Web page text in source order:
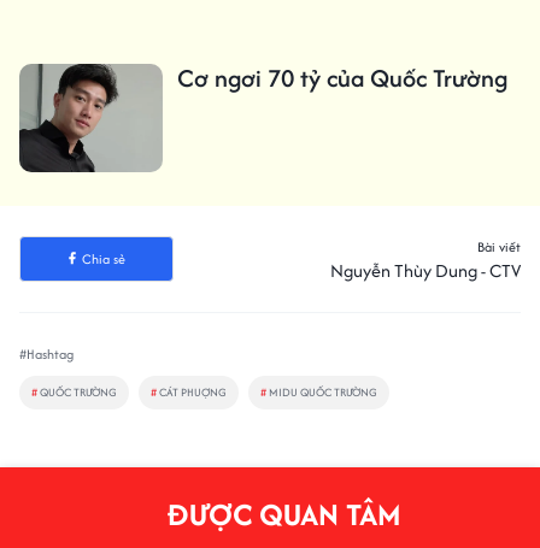
Cơ ngơi 70 tỷ của Quốc Trường
Chia sẻ
Bài viết
Nguyễn Thùy Dung - CTV
#Hashtag
#QUỐC TRƯỜNG #CÁT PHUỢNG # MIDU QUỐC TRƯỜNG
ĐƯỢC QUAN TÂM